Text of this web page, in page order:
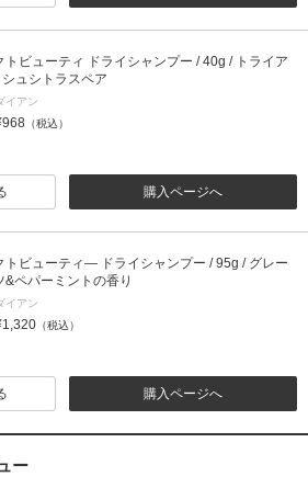
トビューティ ドライシャンプー / 40g / トライア
ュシトラスペア
イアン
（税込）
購入ページへ
トビューティ― ドライシャンプー / 95g / グレー
&ペパーミントの香り
イアン
（税込）
購入ページへ
ー